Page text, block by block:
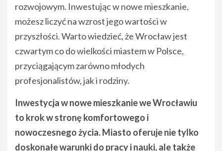
rozwojowym. Inwestując w nowe mieszkanie,
możesz liczyć na wzrost jego wartości w
przyszłości. Warto wiedzieć, że Wrocław jest
czwartym co do wielkości miastem w Polsce,
przyciągającym zarówno młodych
profesjonalistów, jak i rodziny.
Inwestycja w nowe mieszkanie we Wrocławiu
to krok w stronę komfortowego i
nowoczesnego życia. Miasto oferuje nie tylko
doskonałe warunki do pracy i nauki, ale także